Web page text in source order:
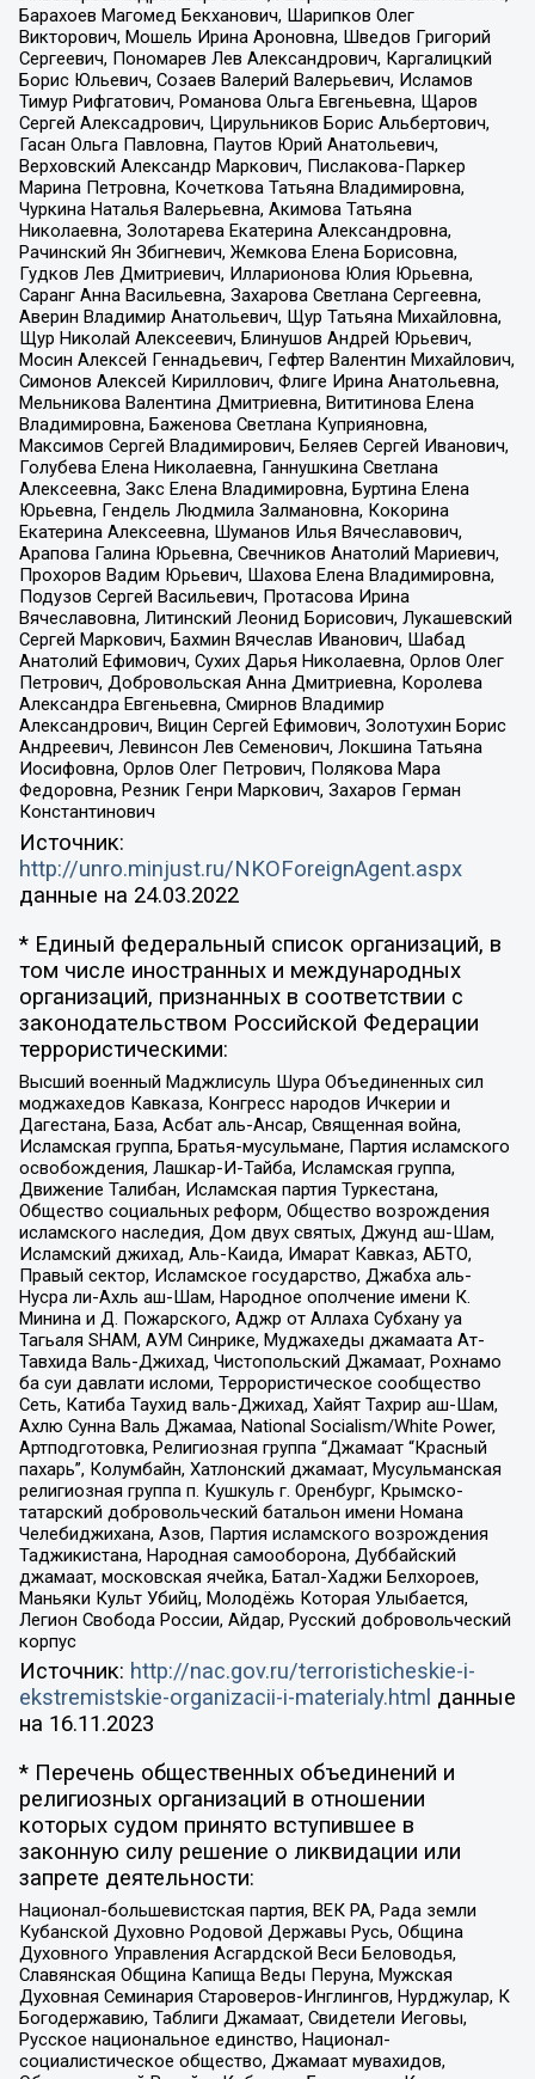
Барахоев Магомед Бекханович, Шарипков Олег
Викторович, Мошель Ирина Ароновна, Шведов Григорий
Сергеевич, Пономарев Лев Александрович, Каргалицкий
Борис Юльевич, Созаев Валерий Валерьевич, Исламов
Тимур Рифгатович, Романова Ольга Евгеньевна, Щаров
Сергей Алексадрович, Цирульников Борис Альбертович,
Гасан Ольга Павловна, Паутов Юрий Анатольевич,
Верховский Александр Маркович, Пислакова-Паркер
Марина Петровна, Кочеткова Татьяна Владимировна,
Чуркина Наталья Валерьевна, Акимова Татьяна
Николаевна, Золотарева Екатерина Александровна,
Рачинский Ян Збигневич, Жемкова Елена Борисовна,
Гудков Лев Дмитриевич, Илларионова Юлия Юрьевна,
Саранг Анна Васильевна, Захарова Светлана Сергеевна,
Аверин Владимир Анатольевич, Щур Татьяна Михайловна,
Щур Николай Алексеевич, Блинушов Андрей Юрьевич,
Мосин Алексей Геннадьевич, Гефтер Валентин Михайлович,
Симонов Алексей Кириллович, Флиге Ирина Анатольевна,
Мельникова Валентина Дмитриевна, Вититинова Елена
Владимировна, Баженова Светлана Куприяновна,
Максимов Сергей Владимирович, Беляев Сергей Иванович,
Голубева Елена Николаевна, Ганнушкина Светлана
Алексеевна, Закс Елена Владимировна, Буртина Елена
Юрьевна, Гендель Людмила Залмановна, Кокорина
Екатерина Алексеевна, Шуманов Илья Вячеславович,
Арапова Галина Юрьевна, Свечников Анатолий Мариевич,
Прохоров Вадим Юрьевич, Шахова Елена Владимировна,
Подузов Сергей Васильевич, Протасова Ирина
Вячеславовна, Литинский Леонид Борисович, Лукашевский
Сергей Маркович, Бахмин Вячеслав Иванович, Шабад
Анатолий Ефимович, Сухих Дарья Николаевна, Орлов Олег
Петрович, Добровольская Анна Дмитриевна, Королева
Александра Евгеньевна, Смирнов Владимир
Александрович, Вицин Сергей Ефимович, Золотухин Борис
Андреевич, Левинсон Лев Семенович, Локшина Татьяна
Иосифовна, Орлов Олег Петрович, Полякова Мара
Федоровна, Резник Генри Маркович, Захаров Герман
Константинович
Источник:
http://unro.minjust.ru/NKOForeignAgent.aspx
данные на 24.03.2022
* Единый федеральный список организаций, в
том числе иностранных и международных
организаций, признанных в соответствии с
законодательством Российской Федерации
террористическими:
Высший военный Маджлисуль Шура Объединенных сил
моджахедов Кавказа, Конгресс народов Ичкерии и
Дагестана, База, Асбат аль-Ансар, Священная война,
Исламская группа, Братья-мусульмане, Партия исламского
освобождения, Лашкар-И-Тайба, Исламская группа,
Движение Талибан, Исламская партия Туркестана,
Общество социальных реформ, Общество возрождения
исламского наследия, Дом двух святых, Джунд аш-Шам,
Исламский джихад, Аль-Каида, Имарат Кавказ, АБТО,
Правый сектор, Исламское государство, Джабха аль-
Нусра ли-Ахль аш-Шам, Народное ополчение имени К.
Минина и Д. Пожарского, Аджр от Аллаха Субхану уа
Тагьаля SHAM, АУМ Синрике, Муджахеды джамаата Ат-
Тавхида Валь-Джихад, Чистопольский Джамаат, Рохнамо
ба суи давлати исломи, Террористическое сообщество
Сеть, Катиба Таухид валь-Джихад, Хайят Тахрир аш-Шам,
Ахлю Сунна Валь Джамаа, National Socialism/White Power,
Артподготовка, Религиозная группа “Джамаат “Красный
пахарь”, Колумбайн, Хатлонский джамаат, Мусульманская
религиозная группа п. Кушкуль г. Оренбург, Крымско-
татарский добровольческий батальон имени Номана
Челебиджихана, Азов, Партия исламского возрождения
Таджикистана, Народная самооборона, Дуббайский
джамаат, московская ячейка, Батал-Хаджи Белхороев,
Маньяки Культ Убийц, Молодёжь Которая Улыбается,
Легион Свобода России, Айдар, Русский добровольческий
корпус
Источник: http://nac.gov.ru/terroristicheskie-i-
ekstremistskie-organizacii-i-materialy.html данные
на 16.11.2023
* Перечень общественных объединений и
религиозных организаций в отношении
которых судом принято вступившее в
законную силу решение о ликвидации или
запрете деятельности:
Национал-большевистская партия, ВЕК РА, Рада земли
Кубанской Духовно Родовой Державы Русь, Община
Духовного Управления Асгардской Веси Беловодья,
Славянская Община Капища Веды Перуна, Мужская
Духовная Семинария Староверов-Инглингов, Нурджулар, К
Богодержавию, Таблиги Джамаат, Свидетели Иеговы,
Русское национальное единство, Национал-
социалистическое общество, Джамаат мувахидов,